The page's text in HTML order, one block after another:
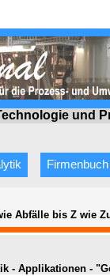
und
Firmenbuch
Abfälle bis Z wie
- Applikationen -